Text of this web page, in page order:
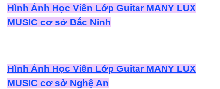
Hình Ảnh Học Viên Lớp Guitar MANY LUX
MUSIC cơ sở Bắc Ninh
Hình Ảnh Học Viên Lớp Guitar MANY LUX
MUSIC cơ sở Nghệ An